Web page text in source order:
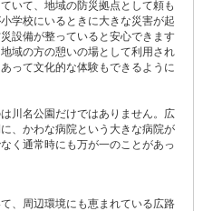
いて、地域の防災拠点として頼も
学校にいるときに大きな災害が起
設備が整っていると安心できます
域の方の憩いの場として利用され
って文化的な体験もできるように
川名公園だけではありません。広
、かわな病院という大きな病院が
く通常時にも万が一のことがあっ
、周辺環境にも恵まれている広路